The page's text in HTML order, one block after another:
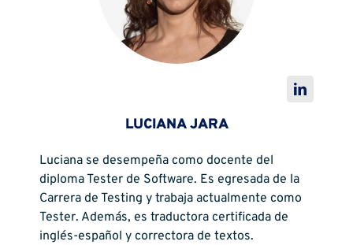
LUCIANA JARA
Luciana se desempeña como docente del
diploma Tester de Software. Es egresada de la
Carrera de Testing y trabaja actualmente como
Tester. Además, es traductora certificada de
inglés-español y correctora de textos.